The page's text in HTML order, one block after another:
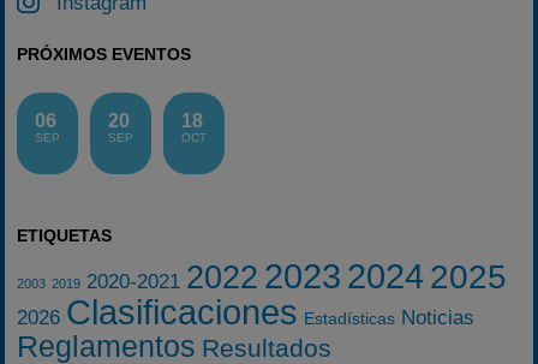
PRÓXIMOS EVENTOS
06
SEP
20
SEP
18
OCT
ETIQUETAS
2003 2019 2020-2021 2022 2023 20242025
2026 Clasificaciones Estadísticas Noticias
Reglamentos Resultados